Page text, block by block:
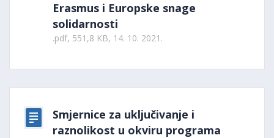
Erasmus i Europske snage
solidarnosti
.pdf, 551,8 KB, 14. 10. 2021.
Smjernice za uključivanje i
raznolikost u okviru programa